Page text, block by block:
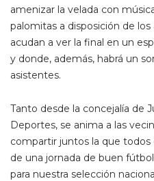
amenizar la velada con
palomitas a disposición de
acudan a ver la final en un
y donde, además, habrá un
asistentes.
Tanto desde la concejalía de
Deportes, se anima a las
compartir juntos la que todos
de una jornada de buen
para nuestra selección